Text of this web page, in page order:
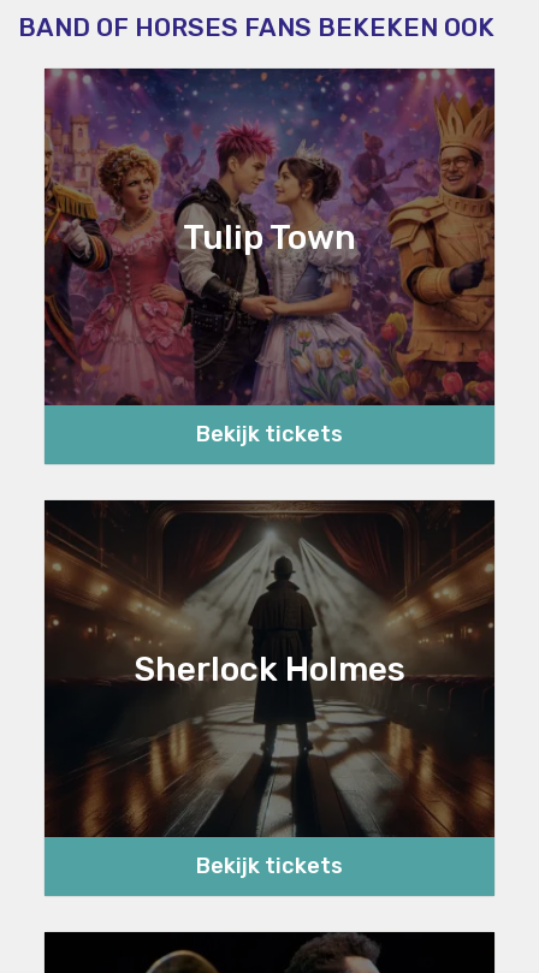
BAND OF HORSES FANS BEKEKEN OOK
Tulip Town
Bekijk tickets
Sherlock Holmes
Bekijk tickets